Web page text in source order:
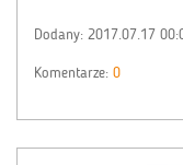
Dodany: 2017.07.17
Komentarze: 0